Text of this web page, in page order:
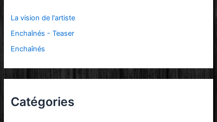
La vision de l'artiste
Enchaînés - Teaser
Enchaînés
Catégories